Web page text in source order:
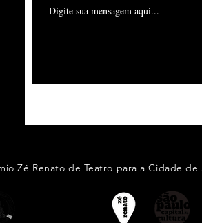
Zé Renato de Teatro para a Cidade de